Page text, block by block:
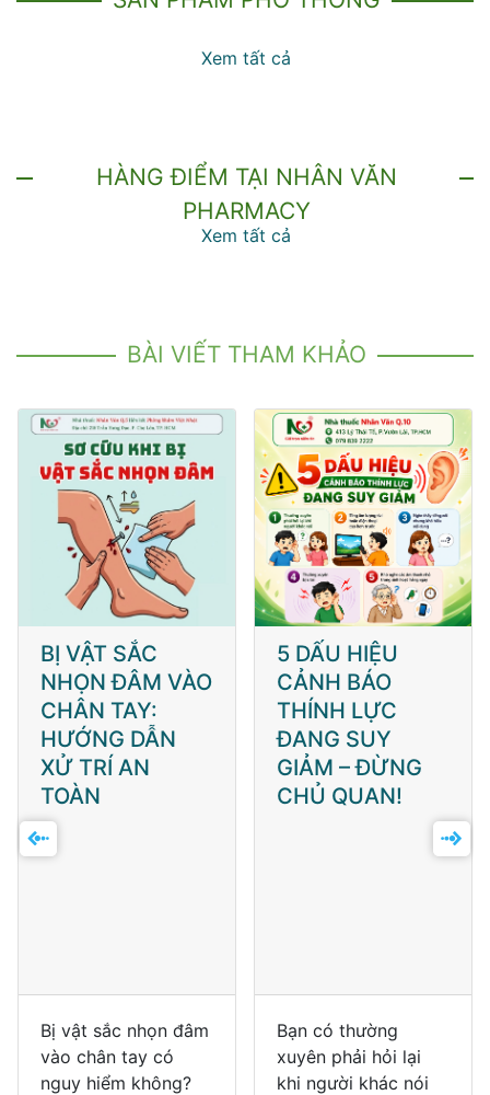
Xem tất cả
HÀNG ĐIỂM TẠI NHÂN VĂN
PHARMACY
Xem tất cả
BÀI VIẾT THAM KHẢO
5 DẤU HIỆU
CẢNH BÁO
THÍNH LỰC
ĐANG SUY
GIẢM – ĐỪNG
CHỦ QUAN!
Bạn có thường
xuyên phải hỏi lại
khi người khác nói
ĐIỀU HÒA MÁT,
NHƯNG CƠ THỂ
CÓ ĐANG "KÊU
CỨU"?
Khi gặp môi trường
lạnh, mạch máu
ngoại vi có xu